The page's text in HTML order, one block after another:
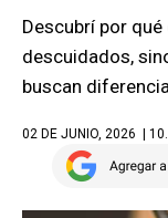
Descubrí por
descuidados,
buscan
02 DE JUNIO, 2026 |